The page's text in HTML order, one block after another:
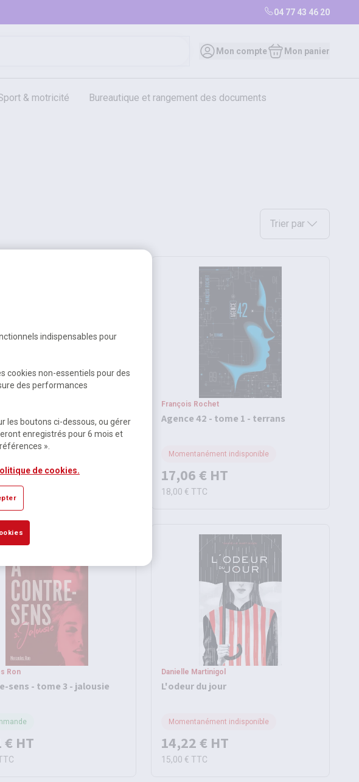
04 77 43 46 20
Mon compte Mon panier
sport & motricité bureautique et rangement des documents
Trier par
contre herlock
€HT
François Rochet
Agence 42 - tome 1 - terrans
Momentanément indisponible
17,06 € HT
18,00 € TTC
Ron
sens - tome 3 - jalousie
€ HT
Danielle Martinigol
L'odeur du jour
Momentanément indisponible
14,22 € HT
15,00 € TTC
indispensables pour
cookies non-essentiels pour des
des performances
les boutons ci-dessous, ou gérer
enregistrés pour 6 mois et
».
de cookies.